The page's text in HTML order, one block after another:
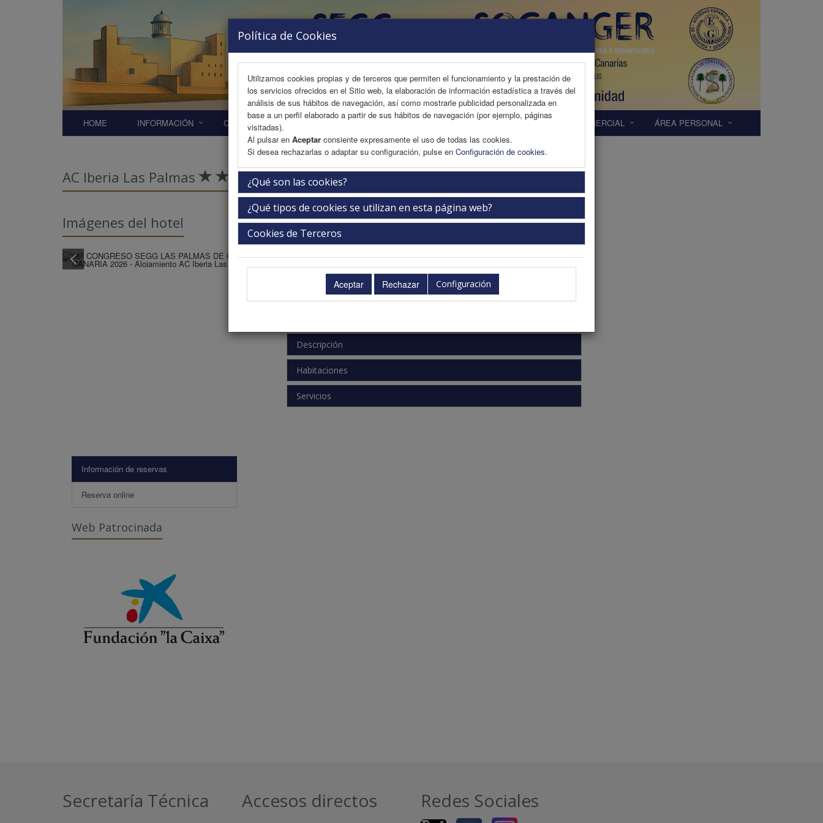
Política de Cookies
Utilizamos cookies propias y de terceros que permiten el funcionamiento y la prestación de
los servicios ofrecidos en el Sitio web, la elaboración de información estadística a través del
análisis de sus hábitos de navegación, así como mostrarle publicidad personalizada en
base a un perfil elaborado a partir de sus hábitos de navegación (por ejemplo, páginas
visitadas).
Al pulsar en Aceptar consiente expresamente el uso de todas las cookies.
Si desea rechazarlas o adaptar su configuración, pulse en Configuración de cookies.
¿Qué son las cookies?
¿Qué tipos de cookies se utilizan en esta página web?
Cookies de Terceros
Configuración
HOME INFORMACIÓN COMITÉS AREA CIENTÍFICA ALOJAMIENTO EXP. COMERCIAL ÁREA PERSONAL
AC Iberia Las Palmas
Imágenes del hotel Descripción del hotel
Avenida Alcalde J, Av. Alcalde José Ramirez Bethencourt
Ciudad:Palmas de Gran Canaria, Las (Palmas, Las), 35003
Descripción
Habitaciones
Servicios
Información de reservas
Reserva online
Web Patrocinada
Secretaría Técnica Accesos directos Redes Sociales